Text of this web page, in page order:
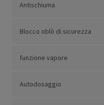
Antischiuma
Blocco oblò di sicurezza
funzione vapore
Autodosaggio